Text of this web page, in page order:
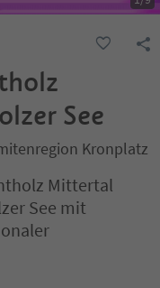
See
Kronplatz
Mittertal
See mit